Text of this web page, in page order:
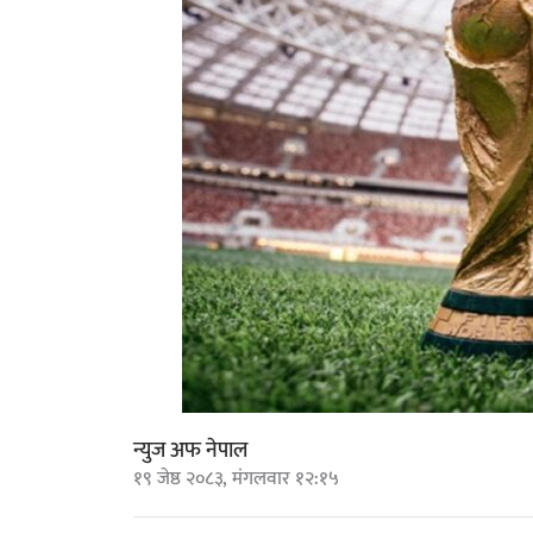
न्युज अफ नेपाल
१९ जेष्ठ २०८३, मंगलवार १२:१५